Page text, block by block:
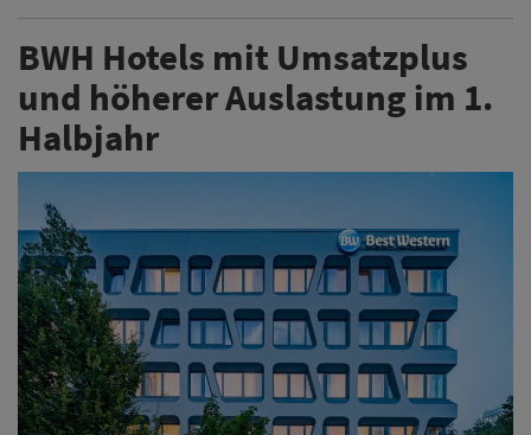
BWH Hotels mit Umsatzplus
und höherer Auslastung im 1.
Halbjahr